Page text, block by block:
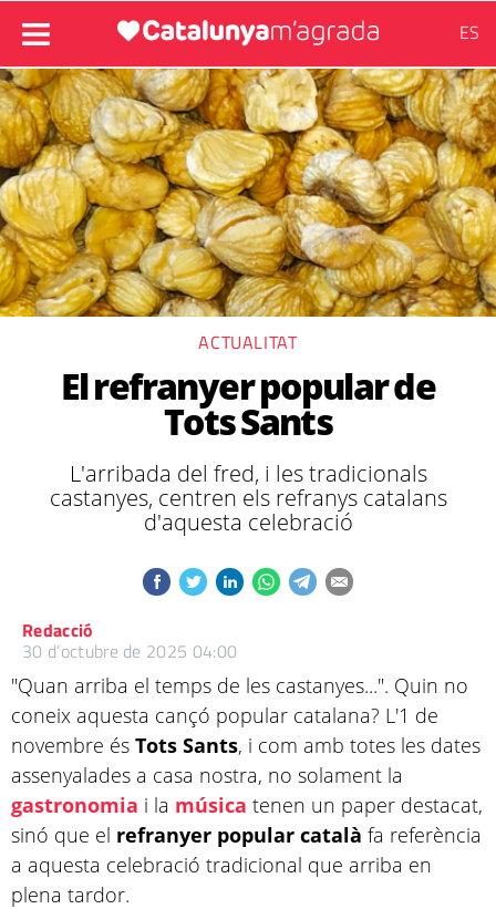
ES
ACTUALITAT
El refranyer popular de
Tots Sants
L'arribada del fred, i les tradicionals
castanyes, centren els refranys catalans
d'aquesta celebració
Redacció
30 d’octubre de 2025 04:00
"Quan arriba el temps de les castanyes...". Quin no
coneix aquesta cançó popular catalana? L'1 de
novembre és Tots Sants, i com amb totes les dates
assenyalades a casa nostra, no solament la
gastronomia i la música tenen un paper destacat,
sinó que el refranyer popular català fa referència
a aquesta celebració tradicional que arriba en
plena tardor.